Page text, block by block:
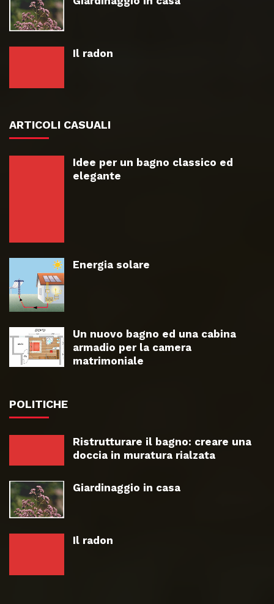
Il radon
ARTICOLI CASUALI
Idee per un bagno classico ed
elegante
Energia solare
Un nuovo bagno ed una cabina
armadio per la camera
matrimoniale
POLITICHE
Ristrutturare il bagno: creare una
doccia in muratura rialzata
Giardinaggio in casa
Il radon